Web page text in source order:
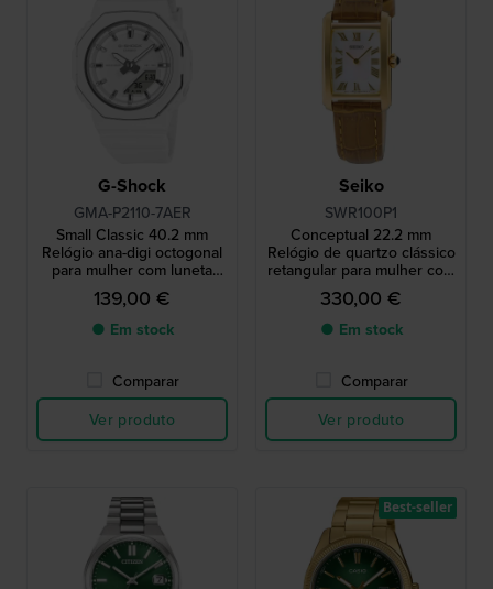
G-Shock
GMA-P2110-7AER
Small Classic 40.2 mm
Relógio ana-digi octogonal
para mulher com luneta
metálica
139,00 €
● Em stock
Comparar
Ver produto
Seiko
SWR100P1
Conceptual 22.2 mm
Relógio de quartzo clássico
retangular para mulher com
mostrador Madrepérola
330,00 €
● Em stock
Comparar
Ver produto
Best-seller